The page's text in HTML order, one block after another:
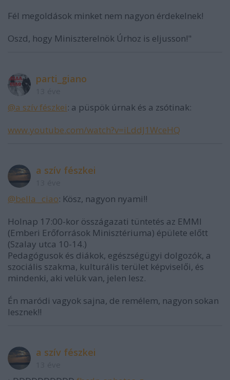
Fél megoldások minket nem nagyon érdekelnek!
Oszd, hogy Miniszterelnök Úrhoz is eljusson!"
parti_giano
@a szív fészkei: a püspök úrnak és a zsótinak:
www.youtube.com/watch?v=iLddJ1WceHQ
a szív fészkei
@bella _ciao: Kösz, nagyon nyami!!
Holnap 17:00-kor összágazati tüntetés az EMMI
(Emberi Erőforrások Minisztériuma) épülete előtt
(Szalay utca 10-14.)
Pedagógusok és diákok, egészségügyi dolgozók, a
szociális szakma, kulturális terület képviselői, és
mindenki, aki velük van, jelen lesz.
Én maródi vagyok sajna, de remélem, nagyon sokan
lesznek!!
a szív fészkei